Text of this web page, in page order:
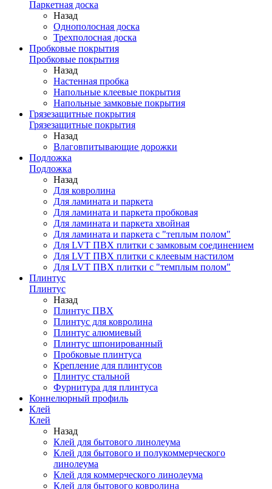
Паркетная доска
Назад
Однополосная доска
Трехполосная доска
Пробковые покрытия
Пробковые покрытия
Назад
Настенная пробка
Напольные клеевые покрытия
Напольные замковые покрытия
Грязезащитные покрытия
Грязезащитные покрытия
Назад
Влаговпитывающие дорожки
Подложка
Подложка
Назад
Для ковролина
Для ламината и паркета
Для ламината и паркета пробковая
Для ламината и паркета хвойная
Для ламината и паркета с "теплым полом"
Для LVT ПВХ плитки с замковым соединением
Для LVT ПВХ плитки с клеевым настилом
Для LVT ПВХ плитки с "темплым полом"
Плинтус
Плинтус
Назад
Плинтус ПВХ
Плинтус для ковролина
Плинтус алюмиевый
Плинтус шпонированный
Пробковые плинтуса
Крепление для плинтусов
Плинтус стальной
Фурнитура для плинтуса
Коннелюрный профиль
Клей
Клей
Назад
Клей для бытового линолеума
Клей для бытового и полукоммерческого
линолеума
Клей для коммерческого линолеума
Клей для бытового ковролина